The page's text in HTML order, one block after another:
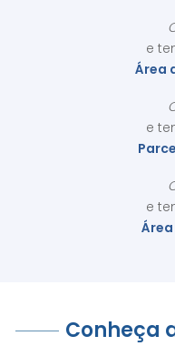
e
Área
e
e
Conheça